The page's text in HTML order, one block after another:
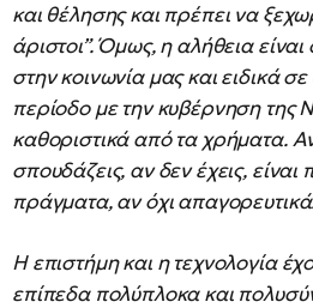
και θέλησης και πρέπει να
άριστοι”. Όμως, η αλήθεια είναι
στην κοινωνία μας και ειδικά
περίοδο με την κυβέρνηση της
καθοριστικά από τα χρήματα.
σπουδάζεις, αν δεν έχεις,
πράγματα, αν όχι
Η επιστήμη και η τεχνολογία
επίπεδα πολύπλοκα και